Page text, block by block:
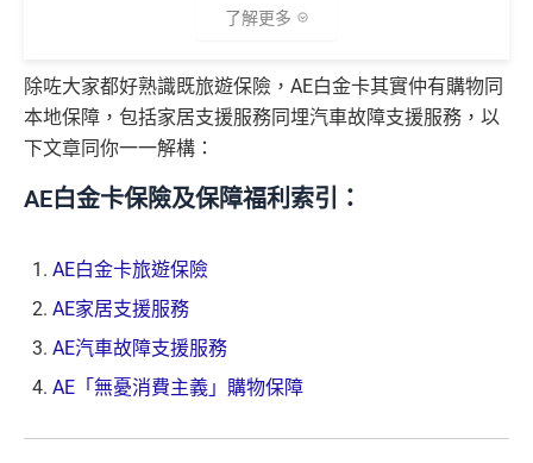
了解更多
🎁迎新禮遇 AE白金卡里先生優惠
優惠期：2026年7月30日至8月31日23:59期間
$9,500，無得傾必需俾，留意 新客及現有
迎新有唔同全新美國運通基本卡會員*：迎新高達
新資格：現時或於申請日期起計過去 12 個月內
或取消 任何由美國運通香港批核的信用卡或簽賬卡之基本
卡會員。
A
除咗大家都好熟識既旅遊保險，AE白金卡其實仲有購物同
本地保障，包括家居支援服務同埋汽車故障支援服務，以
下文章同你一一解構：
AE白金卡保險及保障福利索引：
AE白金卡旅遊保險
AE家居支援服務
AE汽車故障支援服務
AE「無憂消費主義」購物保障